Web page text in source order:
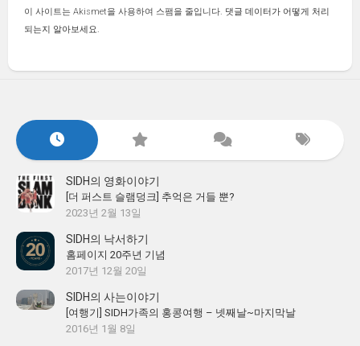
이 사이트는 Akismet을 사용하여 스팸을 줄입니다. 댓글 데이터가 어떻게 처리
되는지 알아보세요.
SIDH의 영화이야기
[더 퍼스트 슬램덩크] 추억은 거들 뿐?
2023년 2월 13일
SIDH의 낙서하기
홈페이지 20주년 기념
2017년 12월 20일
SIDH의 사는이야기
[여행기] SIDH가족의 홍콩여행 – 넷째날~마지막날
2016년 1월 8일